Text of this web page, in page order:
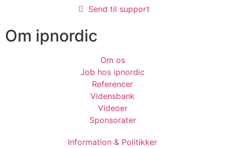
Send til support
Om ipnordic
Om os
Job hos ipnordic
Referencer
Vidensbank
Videoer
Sponsorater
Information & Politikker